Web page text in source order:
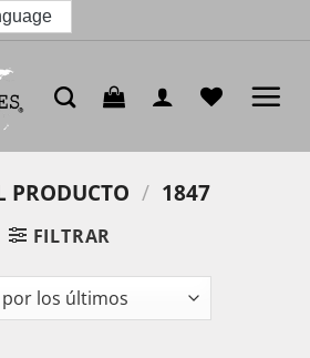
PRODUCTO / 1847
FILTRAR